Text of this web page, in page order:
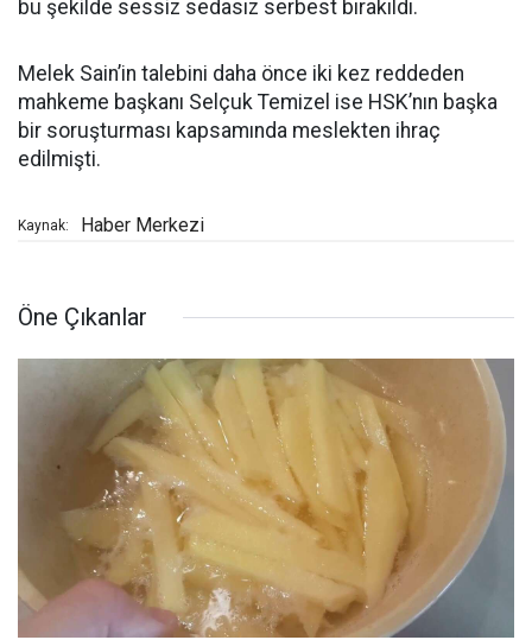
bu şekilde sessiz sedasız serbest bırakıldı.
Melek Sain’in talebini daha önce iki kez reddeden
mahkeme başkanı Selçuk Temizel ise HSK’nın başka
bir soruşturması kapsamında meslekten ihraç
edilmişti.
Kaynak: Haber Merkezi
Öne Çıkanlar